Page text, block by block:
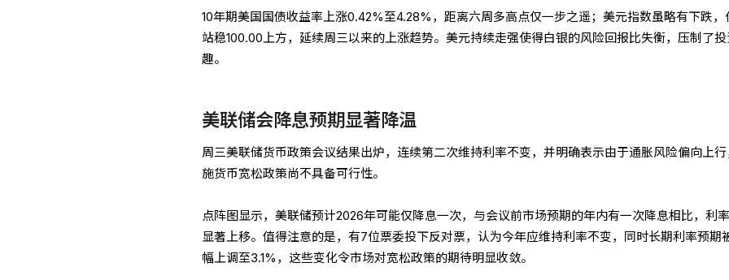
10年期美国国债收益率上涨0.42%至4.28%，距离六周多高点仅一步之遥；美元指数虽略有下跌，
站稳100.00上方，延续周三以来的上涨趋势。美元持续走强使得白银的风险回报比失衡，压制了
趣。
美联储会降息预期显著降温
周三美联储货币政策会议结果出炉，连续第二次维持利率不变，并明确表示由于通胀风险偏向上
施货币宽松政策尚不具备可行性。
点阵图显示，美联储预计2026年可能仅降息一次，与会议前市场预期的年内有一次降息相比，利
显著上移。值得注意的是，有7位票委投下反对票，认为今年应维持利率不变，同时长期利率预期
幅上调至3.1%，这些变化令市场对宽松政策的期待明显收敛。